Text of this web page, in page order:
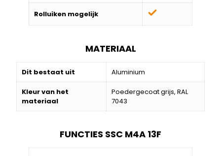
Rolluiken mogelijk
MATERIAAL
Dit bestaat uit Aluminium
Kleur van het
materiaal
Poedergecoat grijs, RAL
7043
FUNCTIES SSC M4A 13F